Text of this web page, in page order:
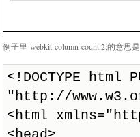
例子里-webkit-column-count:2;的意思